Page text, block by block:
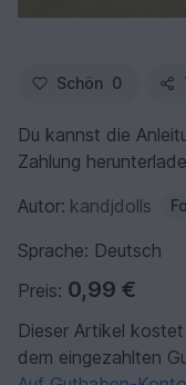
Schön 0
Du kannst die
Zahlung
Autor: kandjdolls
Sprache: Deutsch
Preis: 0,99 €
Dieser Artikel
dem eingezahlten